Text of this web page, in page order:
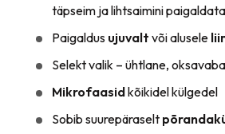
täpseim ja lihtsaimini
Paigaldus ujuvalt või alusele
Selekt valik – ühtlane,
Mikrofaasidkõikidel külgedel
Sobib suurepäraselt